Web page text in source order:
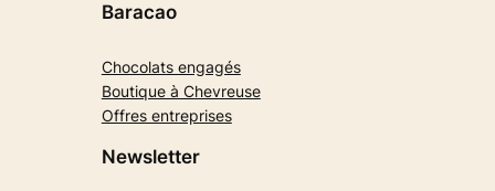
Baracao
Chocolats engagés
Boutique à Chevreuse
Offres entreprises
Newsletter